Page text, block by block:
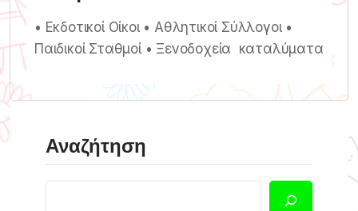
• Εκδοτικοί Οίκοι • Αθλητικοί Σύλλογοι •
Παιδικοί Σταθμοί • Ξενοδοχεία  καταλύματα
Αναζήτηση